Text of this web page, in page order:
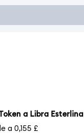
a Libra Esterlina
a 0,155 £